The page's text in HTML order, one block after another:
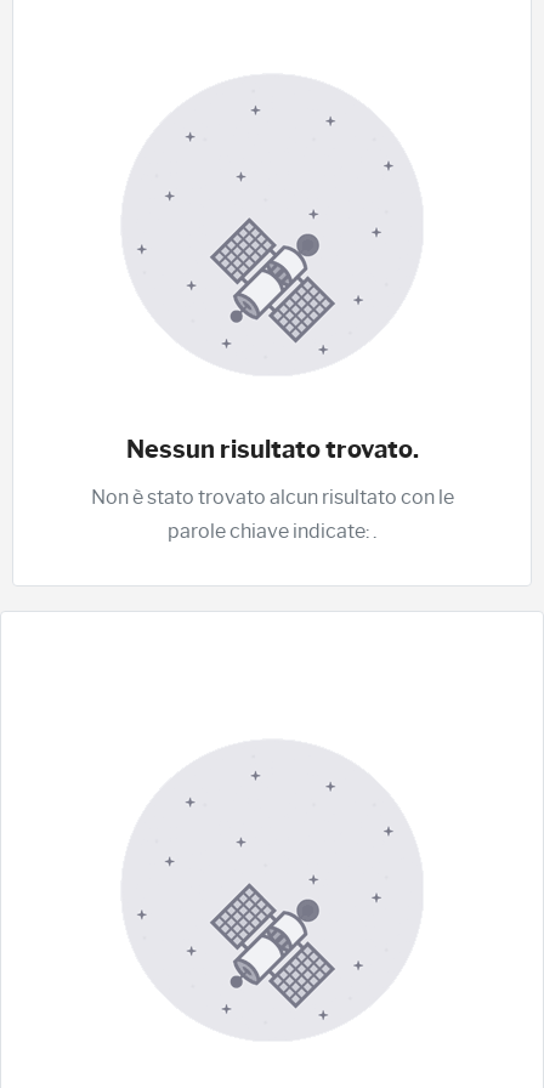
Nessun risultato trovato.
Non è stato trovato alcun risultato con le
parole chiave indicate: .